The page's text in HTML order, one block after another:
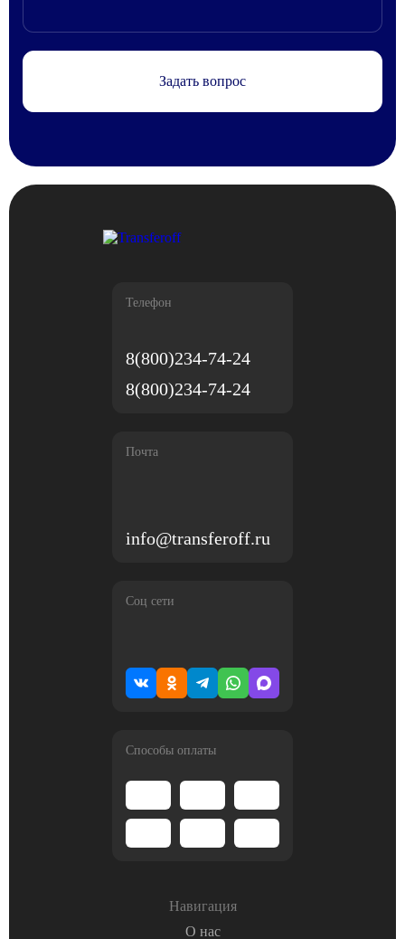
Задать вопрос
Телефон
8(800)234-74-24
8(800)234-74-24
Почта
info@transferoff.ru
Соц сети
Способы оплаты
Навигация
О нас